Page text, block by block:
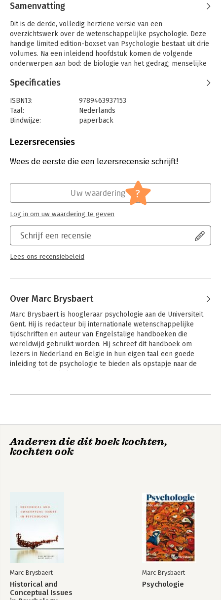
Samenvatting
Dit is de derde, volledig herziene versie van een
overzichtswerk over de wetenschappe­lijke psychologie. Deze
handige limited edition-boxset van Psychologie bestaat uit drie
volumes. Na een inleidend hoofd­stuk komen de volgende
onderwerpen aan bod: de biologie van het gedrag; menselijke
taal, denken, motiva­tie en emotie; intelligentie en persoonlijk­
gezondheidspsychologie; sociale psychologie; toegepaste
psychologie.
besproken. Wat zijn de belangrijkste bevindingen, welke
welke zijn de nieuwste ont­wikkelingen? Referenties verwijzen
specifieke toepassingen in Nederland en België.
Het handboek biedt een complete inleiding tot de psychologie
en stelt studenten en andere geïnteresseerden in staat om
binnen dit brede onderzoeksgebied de bijdrage van
biologische, cognitieve en sociaal-culturele factoren te
onderscheiden. Er wordt infor­matie aangeboden die onmisbaar
is om de bijdragen van de psychologie aan de maat­schappij te
begrijpen en om nieuwe bewe­ringen kritisch te bekijken. Het
literatuur te vinden.
De opbouw en vormgeving is didactisch geoptimaliseerd, met
onder andere samen­vattingen na elke paragraaf en een
kernbe­grippenlijst, zodat psychologie studeren efficiënt én
aangenaam wordt. Het boek bevat online toetsen met
interactieve meer­keuzevragen, geïntegreerd via QR-codes.
Specificaties
ISBN13:
9789463937153
Taal:
Nederlands
Bindwijze:
paperback
Uitgever:
Verschijningsdatum:
9-5-2023
Lezersrecensies
Wees de eerste die een lezersrecensie schrijft!
Schrijf een recensie
Lees ons recensiebeleid
Uw waardering ?
Log in om uw waardering te geven
Over Marc Brysbaert
Marc Brysbaert is hoogleraar psychologie aan de Universiteit
Gent. Hij is redacteur bij internationale wetenschappelijke
tijdschriften en auteur van Engelstalige handboeken die
wereldwijd gebruikt worden. Hij schreef dit handboek om
lezers in Nederland en België in hun eigen taal een goede
inleiding tot de psychologie te bieden als opstapje naar de
Andere boeken door Marc
Psychologie
Historical and
Conceptual Issues
in Psychology
Bekijk alle boeken
Anderen die dit boek kochten,
kochten ook
Marc Brysbaert
Historical and
Conceptual Issues
Marc Brysbaert
Psychologie